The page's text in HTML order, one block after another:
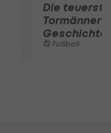
Die
Tormänner
Geschichte
Fußball